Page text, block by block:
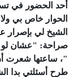
أحد الحضور في
الحوار خاص بي
الشيخ لي
صراحة: "عشان لو
"، ساعتها شعرت
طرح أسئلتي بدا